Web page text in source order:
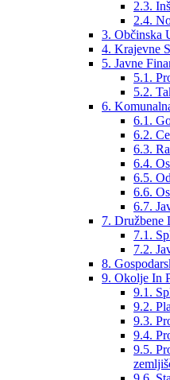
2.3.
2.4.
3. Občinska
4. Krajevne
5. Javne
5.1.
5.2.
6.
6.1.
6.2.
6.3.
6.4.
6.5.
6.6.
6.7.
7. Družbene
7.1.
7.2.
8.
9. Okolje In
9.1.
9.2.
9.3.
9.4.
9.5.